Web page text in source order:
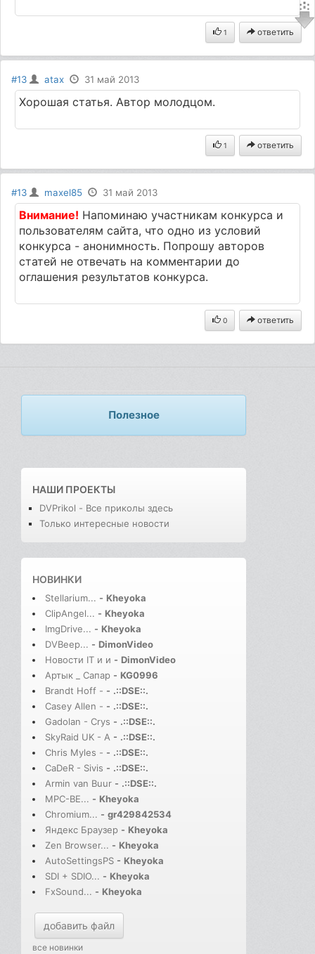
1 ответить
#13 atax 31 май 2013
Хорошая статья. Автор молодцом.
1 ответить
#13 maxel85 31 май 2013
Внимание! Напоминаю участникам конкурса и
пользователям сайта, что одно из условий
конкурса - анонимность. Попрошу авторов
статей не отвечать на комментарии до
оглашения результатов конкурса.
0 ответить
Полезное
НАШИ ПРОЕКТЫ
DVPrikol - Все приколы здесь
Только интересные новости
НОВИНКИ
Stellarium... - Kheyoka
ClipAngel... - Kheyoka
ImgDrive... - Kheyoka
DVBeep... - DimonVideo
Новости IT и и - DimonVideo
Артык _ Сапар - KG0996
Brandt Hoff - - .::DSE::.
Casey Allen - - .::DSE::.
Gadolan - Crys - .::DSE::.
SkyRaid UK - A - .::DSE::.
Chris Myles - - .::DSE::.
CaDeR - Sivis - .::DSE::.
Armin van Buur - .::DSE::.
MPC-BE... - Kheyoka
Chromium... - gr429842534
Яндекс Браузер - Kheyoka
Zen Browser... - Kheyoka
AutoSettingsPS - Kheyoka
SDI + SDIO... - Kheyoka
FxSound... - Kheyoka
добавить файл
все новинки